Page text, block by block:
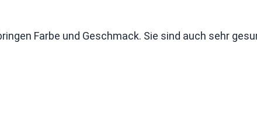
Farbe und Geschmack. Sie sind auch sehr